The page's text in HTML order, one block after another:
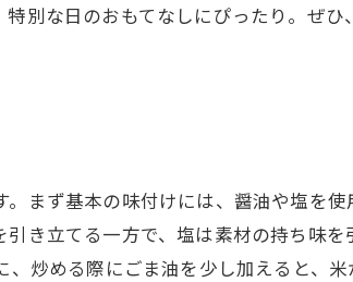
別な日のおもてなしにぴったり。ぜ
まず基本の味付けには、醤油や塩を
き立てる一方で、塩は素材の持ち味を
炒める際にごま油を少し加えると、